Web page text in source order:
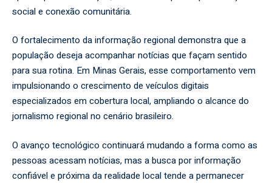
social e conexão comunitária.
O fortalecimento da informação regional demonstra que a
população deseja acompanhar notícias que façam sentido
para sua rotina. Em Minas Gerais, esse comportamento vem
impulsionando o crescimento de veículos digitais
especializados em cobertura local, ampliando o alcance do
jornalismo regional no cenário brasileiro.
O avanço tecnológico continuará mudando a forma como as
pessoas acessam notícias, mas a busca por informação
confiável e próxima da realidade local tende a permanecer